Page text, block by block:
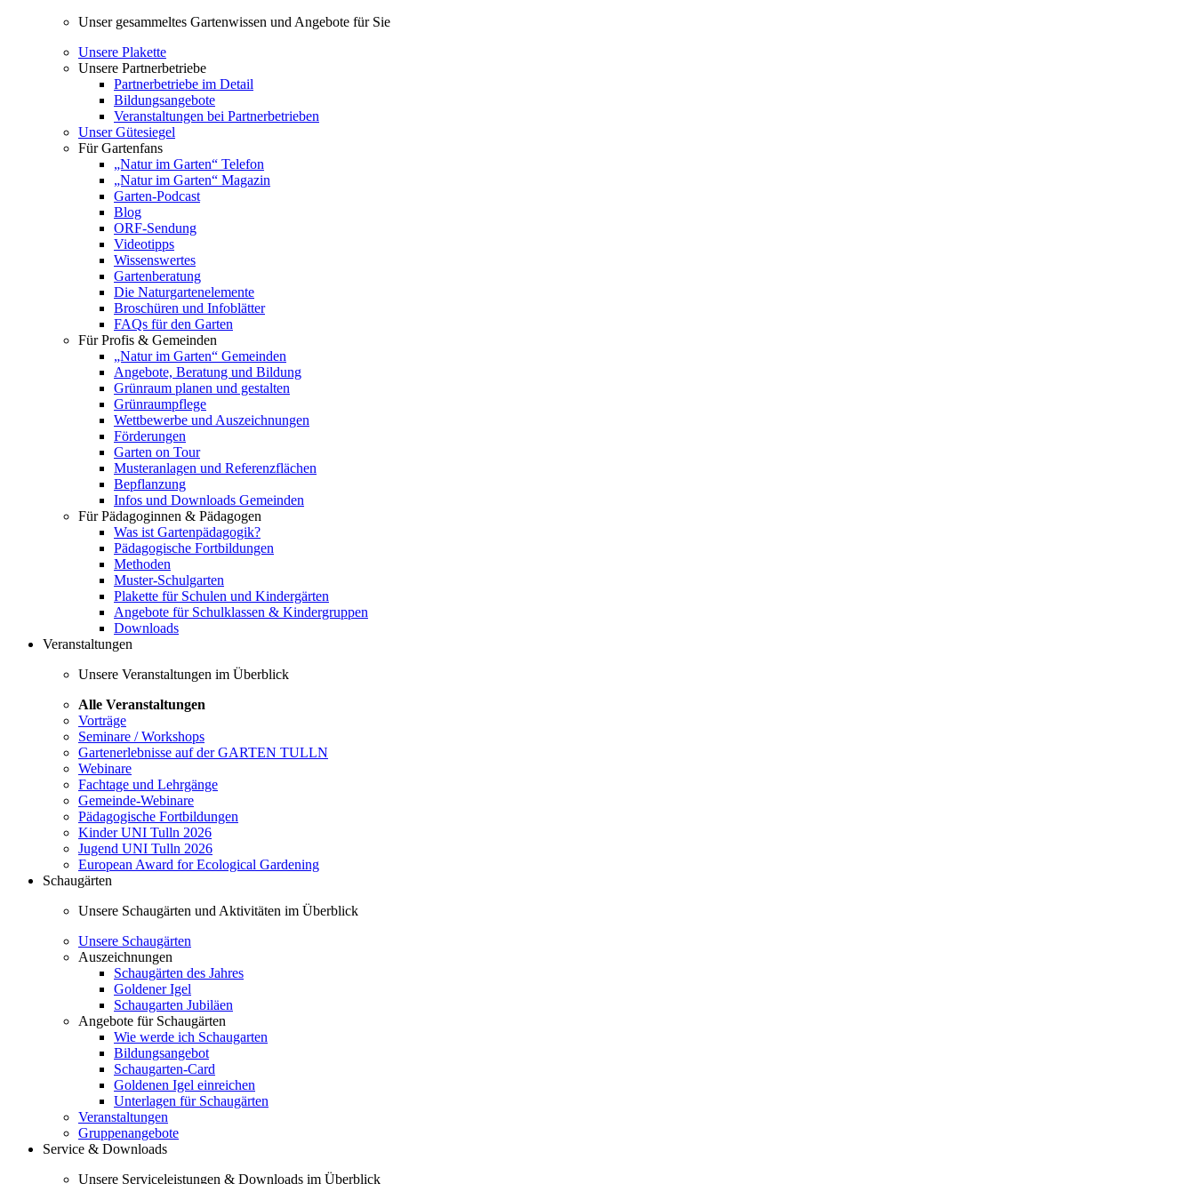
Unser gesammeltes Gartenwissen und Angebote für Sie
Unsere Plakette
Unsere Partnerbetriebe
Partnerbetriebe im Detail
Bildungsangebote
Veranstaltungen bei Partnerbetrieben
Unser Gütesiegel
Für Gartenfans
„Natur im Garten“ Telefon
„Natur im Garten“ Magazin
Garten-Podcast
Blog
ORF-Sendung
Videotipps
Wissenswertes
Gartenberatung
Die Naturgartenelemente
Broschüren und Infoblätter
FAQs für den Garten
Für Profis & Gemeinden
„Natur im Garten“ Gemeinden
Angebote, Beratung und Bildung
Grünraum planen und gestalten
Grünraumpflege
Wettbewerbe und Auszeichnungen
Förderungen
Garten on Tour
Musteranlagen und Referenzflächen
Bepflanzung
Infos und Downloads Gemeinden
Für Pädagoginnen & Pädagogen
Was ist Gartenpädagogik?
Pädagogische Fortbildungen
Methoden
Muster-Schulgarten
Plakette für Schulen und Kindergärten
Angebote für Schulklassen & Kindergruppen
Downloads
Veranstaltungen
Unsere Veranstaltungen im Überblick
Alle Veranstaltungen
Vorträge
Seminare / Workshops
Gartenerlebnisse auf der GARTEN TULLN
Webinare
Fachtage und Lehrgänge
Gemeinde-Webinare
Pädagogische Fortbildungen
Kinder UNI Tulln 2026
Jugend UNI Tulln 2026
European Award for Ecological Gardening
Schaugärten
Unsere Schaugärten und Aktivitäten im Überblick
Unsere Schaugärten
Auszeichnungen
Schaugärten des Jahres
Goldener Igel
Schaugarten Jubiläen
Angebote für Schaugärten
Wie werde ich Schaugarten
Bildungsangebot
Schaugarten-Card
Goldenen Igel einreichen
Unterlagen für Schaugärten
Veranstaltungen
Gruppenangebote
Service & Downloads
Unsere Serviceleistungen & Downloads im Überblick